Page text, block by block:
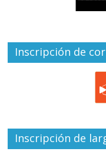
Inscripción de
Inscripción de